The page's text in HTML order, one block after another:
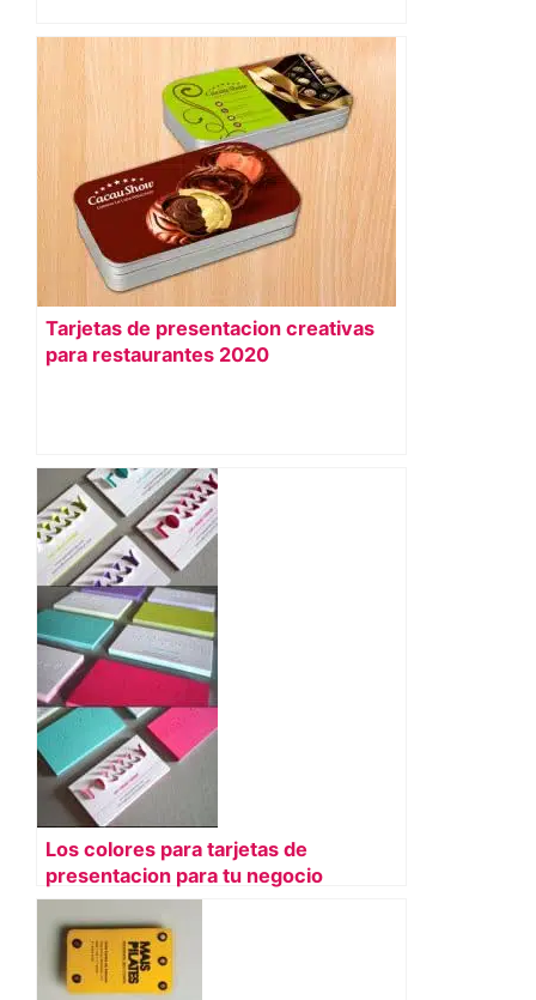
Tarjetas de presentacion creativas
para restaurantes 2020
Los colores para tarjetas de
presentacion para tu negocio